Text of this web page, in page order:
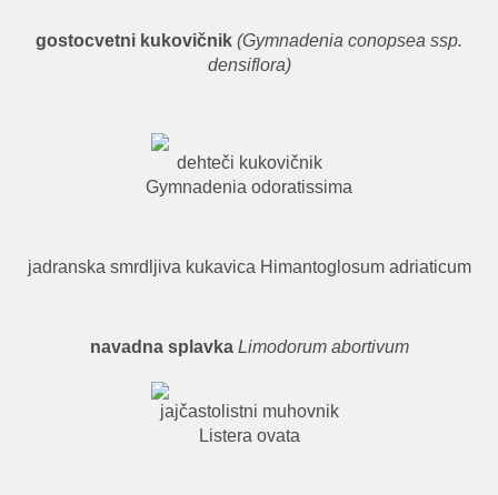
gostocvetni kukovičnik (Gymnadenia conopsea ssp.
densiflora)
dehteči kukovičnik
Gymnadenia odoratissima
jadranska smrdljiva kukavica Himantoglosum adriaticum
navadna splavka Limodorum abortivum
jajčastolistni muhovnik
Listera ovata